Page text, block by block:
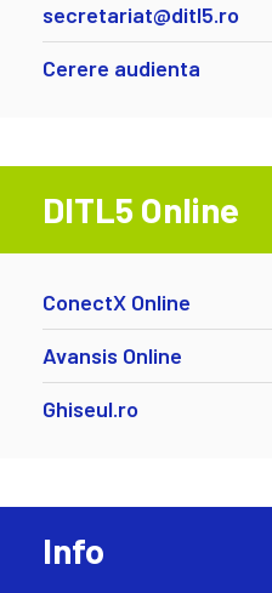
secretariat@ditl5.ro
Cerere audienta
DITL5 Online
ConectX Online
Avansis Online
Ghiseul.ro
Info